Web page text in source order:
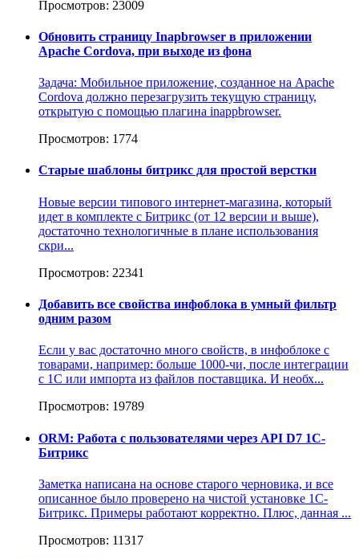
Просмотров: 23009
Обновить страницу Inapbrowser в приложении
Apache Cordova, при выходе из фона
Задача: Мобильное приложение, созданное на Apache
Cordova должно перезагрузить текущую страницу,
открытую с помощью плагина inappbrowser.
Просмотров: 1774
Старые шаблоны битрикс для простой верстки
Новые версии типового интернет-магазина, который
идет в комплекте с Битрикс (от 12 версии и выше),
достаточно технологичные в плане использования
скри...
Просмотров: 22341
Добавить все свойства инфоблока в умный фильтр
одним разом
Если у вас достаточно много свойств, в инфоблоке с
товарами, например: больше 1000-чи, после интеграции
с 1С или импорта из файлов поставщика. И необх...
Просмотров: 19789
ORM: Работа с пользователями через API D7 1С-
Битрикс
Заметка написана на основе старого черновика, и все
описанное было проверено на чистой установке 1С-
Битрикс. Примеры работают корректно. Плюс, данная ...
Просмотров: 11317